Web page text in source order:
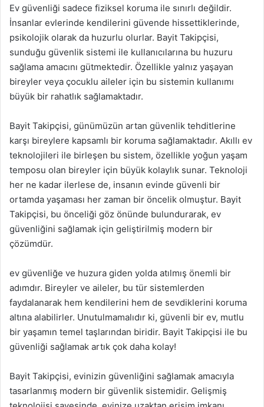
Ev güvenliği sadece fiziksel koruma ile sınırlı değildir.
İnsanlar evlerinde kendilerini güvende hissettiklerinde,
psikolojik olarak da huzurlu olurlar. Bayit Takipçisi,
sunduğu güvenlik sistemi ile kullanıcılarına bu huzuru
sağlama amacını gütmektedir. Özellikle yalnız yaşayan
bireyler veya çocuklu aileler için bu sistemin kullanımı
büyük bir rahatlık sağlamaktadır.
Bayit Takipçisi, günümüzün artan güvenlik tehditlerine
karşı bireylere kapsamlı bir koruma sağlamaktadır. Akıllı ev
teknolojileri ile birleşen bu sistem, özellikle yoğun yaşam
temposu olan bireyler için büyük kolaylık sunar. Teknoloji
her ne kadar ilerlese de, insanın evinde güvenli bir
ortamda yaşaması her zaman bir öncelik olmuştur. Bayit
Takipçisi, bu önceliği göz önünde bulundurarak, ev
güvenliğini sağlamak için geliştirilmiş modern bir
çözümdür.
ev güvenliğe ve huzura giden yolda atılmış önemli bir
adımdır. Bireyler ve aileler, bu tür sistemlerden
faydalanarak hem kendilerini hem de sevdiklerini koruma
altına alabilirler. Unutulmamalıdır ki, güvenli bir ev, mutlu
bir yaşamın temel taşlarından biridir. Bayit Takipçisi ile bu
güvenliği sağlamak artık çok daha kolay!
Bayit Takipçisi, evinizin güvenliğini sağlamak amacıyla
tasarlanmış modern bir güvenlik sistemidir. Gelişmiş